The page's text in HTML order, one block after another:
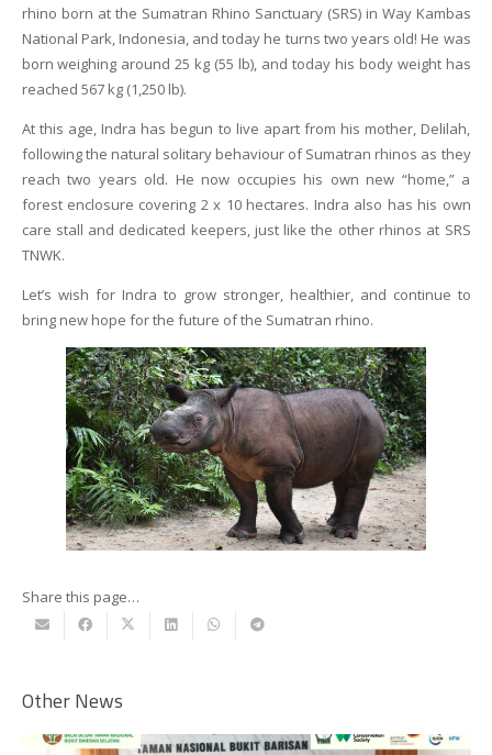
rhino born at the Sumatran Rhino Sanctuary (SRS) in Way Kambas
National Park, Indonesia, and today he turns two years old! He was
born weighing around 25 kg (55 lb), and today his body weight has
reached 567 kg (1,250 lb).
At this age, Indra has begun to live apart from his mother, Delilah,
following the natural solitary behaviour of Sumatran rhinos as they
reach two years old. He now occupies his own new “home,” a
forest enclosure covering 2 x 10 hectares. Indra also has his own
care stall and dedicated keepers, just like the other rhinos at SRS
TNWK.
Let’s wish for Indra to grow stronger, healthier, and continue to
bring new hope for the future of the Sumatran rhino.
Share this page…
Other News